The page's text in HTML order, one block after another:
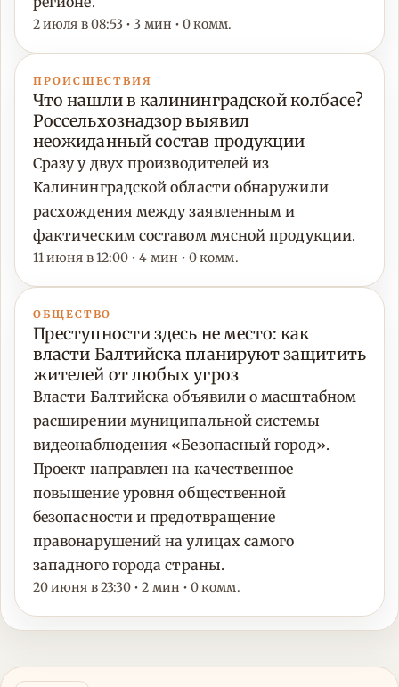
2 июля в 08:53 • 3 мин • 0 комм.
ПРОИСШЕСТВИЯ
Что нашли в калининградской колбасе?
Россельхознадзор выявил
неожиданный состав продукции
Сразу у двух производителей из
Калининградской области обнаружили
расхождения между заявленным и
фактическим составом мясной продукции.
11 июня в 12:00 • 4 мин • 0 комм.
ОБЩЕСТВО
Преступности здесь не место: как
власти Балтийска планируют защитить
жителей от любых угроз
Власти Балтийска объявили о масштабном
расширении муниципальной системы
видеонаблюдения «Безопасный город».
Проект направлен на качественное
повышение уровня общественной
безопасности и предотвращение
правонарушений на улицах самого
западного города страны.
20 июня в 23:30 • 2 мин • 0 комм.